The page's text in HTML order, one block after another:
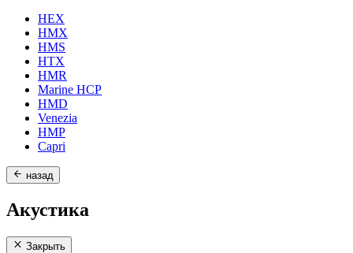
HEX
HMX
HMS
HTX
HMR
Marine HCP
HMD
Venezia
HMP
Capri
назад
Акустика
Закрыть